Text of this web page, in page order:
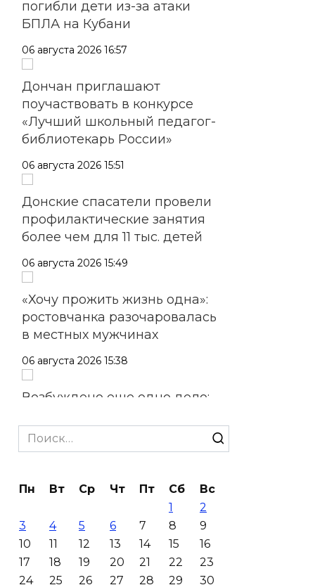
погибли дети из-за атаки
БПЛА на Кубани
06 августа 2026 16:57
Дончан приглашают
поучаствовать в конкурсе
«Лучший школьный педагог-
библиотекарь России»
06 августа 2026 15:51
Донские спасатели провели
профилактические занятия
более чем для 11 тыс. детей
06 августа 2026 15:49
«Хочу прожить жизнь одна»:
ростовчанка разочаровалась
в местных мужчинах
06 августа 2026 15:38
Возбуждено еще одно дело:
на АЗС заполняли две
емкости на 1000 л
инициатив из Ростовской
области за 5 лет воплотились
в федеральные законы
Search
for:
Пн Вт Ср Чт Пт Сб
Вс
1
2
3
4 5 6 7 8
9
10
11 12 13 14 15
16
17
18 19 20 21 22
23
24
25 26 27 28 29
30